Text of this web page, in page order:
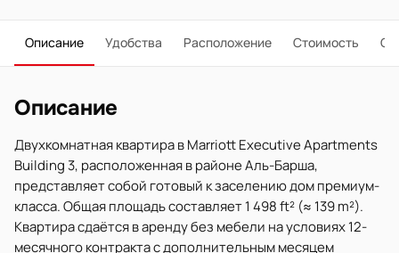
Описание Удобства Расположение Стоимость О
Описание
Двухкомнатная квартира в Marriott Executive Apartments
Building 3, расположенная в районе Аль-Барша,
представляет собой готовый к заселению дом премиум-
класса. Общая площадь составляет 1 498 ft² (≈ 139 m²).
Квартира сдаётся в аренду без мебели на условиях 12-
месячного контракта с дополнительным месяцем